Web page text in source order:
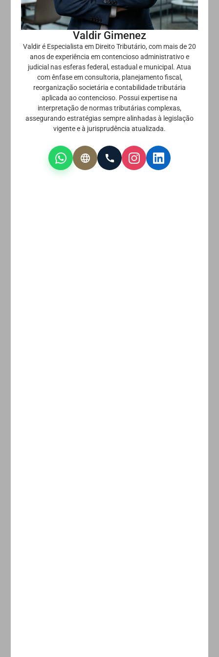
Valdir Gimenez
Valdir é Especialista em Direito Tributário, com mais de 20
anos de experiência em contencioso administrativo e
judicial nas esferas federal, estadual e municipal. Atua
com ênfase em consultoria, planejamento fiscal,
reorganização societária e contabilidade tributária
aplicada ao contencioso. Possui expertise na
interpretação de normas tributárias complexas,
assegurando estratégias sempre alinhadas à legislação
vigente e à jurisprudência atualizada.